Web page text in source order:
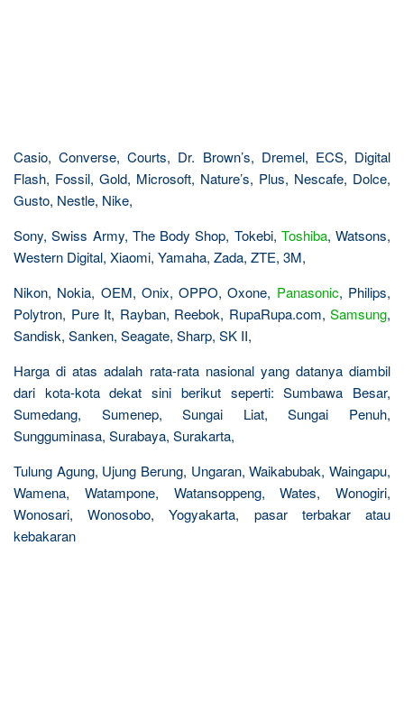
Casio, Converse, Courts, Dr. Brown’s, Dremel, ECS, Digital
Flash, Fossil, Gold, Microsoft, Nature’s, Plus, Nescafe, Dolce,
Gusto, Nestle, Nike,
Sony, Swiss Army, The Body Shop, Tokebi, Toshiba, Watsons,
Western Digital, Xiaomi, Yamaha, Zada, ZTE, 3M,
Nikon, Nokia, OEM, Onix, OPPO, Oxone, Panasonic, Philips,
Polytron, Pure It, Rayban, Reebok, RupaRupa.com, Samsung,
Sandisk, Sanken, Seagate, Sharp, SK II,
Harga di atas adalah rata-rata nasional yang datanya diambil
dari kota-kota dekat sini berikut seperti: Sumbawa Besar,
Sumedang, Sumenep, Sungai Liat, Sungai Penuh,
Sungguminasa, Surabaya, Surakarta,
Tulung Agung, Ujung Berung, Ungaran, Waikabubak, Waingapu,
Wamena, Watampone, Watansoppeng, Wates, Wonogiri,
Wonosari, Wonosobo, Yogyakarta, pasar terbakar atau
kebakaran